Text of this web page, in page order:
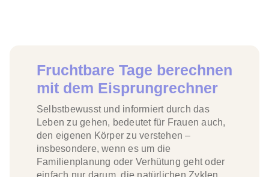
Fruchtbare Tage berechnen
mit dem Eisprungrechner
Selbstbewusst und informiert durch das
Leben zu gehen, bedeutet für Frauen auch,
den eigenen Körper zu verstehen –
insbesondere, wenn es um die
Familienplanung oder Verhütung geht oder
einfach nur darum, die natürlichen Zyklen